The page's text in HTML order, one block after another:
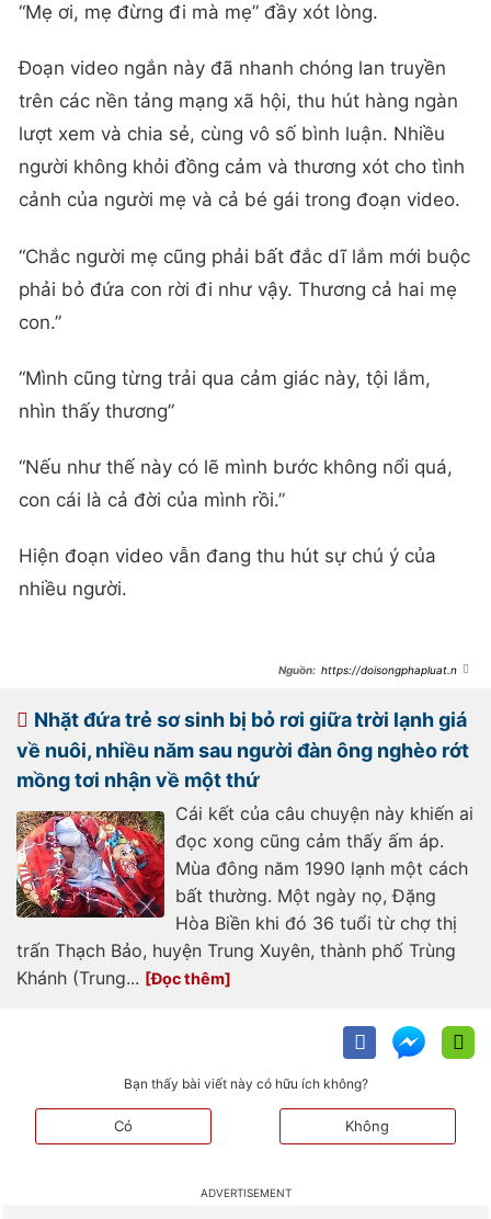
“Mẹ ơi, mẹ đừng đi mà mẹ” đầy xót lòng.
Đoạn video ngắn này đã nhanh chóng lan truyền
trên các nền tảng mạng xã hội, thu hút hàng ngàn
lượt xem và chia sẻ, cùng vô số bình luận. Nhiều
người không khỏi đồng cảm và thương xót cho tình
cảnh của người mẹ và cả bé gái trong đoạn video.
“Chắc người mẹ cũng phải bất đắc dĩ lắm mới buộc
phải bỏ đứa con rời đi như vậy. Thương cả hai mẹ
con.”
“Mình cũng từng trải qua cảm giác này, tội lắm,
nhìn thấy thương”
“Nếu như thế này có lẽ mình bước không nổi quá,
con cái là cả đời của mình rồi.”
Hiện đoạn video vẫn đang thu hút sự chú ý của
nhiều người.
https://doisongphapluat.ngu
dem-cung-cau-noi-cua-be-gai-
khien-ai-cung-nhoi-long-
a505146.html
Nhặt đứa trẻ sơ sinh bị bỏ rơi giữa trời lạnh giá
về nuôi, nhiều năm sau người đàn ông nghèo rớt
mồng tơi nhận về một thứ
Cái kết của câu chuyện này khiến ai
đọc xong cũng cảm thấy ấm áp.
Mùa đông năm 1990 lạnh một cách
bất thường. Một ngày nọ, Đặng
Hòa Biền khi đó 36 tuổi từ chợ thị
trấn Thạch Bảo, huyện Trung Xuyên, thành phố Trùng
Khánh (Trung...
Bạn thấy bài viết này có hữu ích không?
Có Không